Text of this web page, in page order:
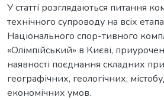
У статті розглядаються питання
технічного супроводу на всіх
Національного спор-тивного
«Олімпійський» в Києві,
наявності поєднання складних
географічних, геологічних,
економічних умов.